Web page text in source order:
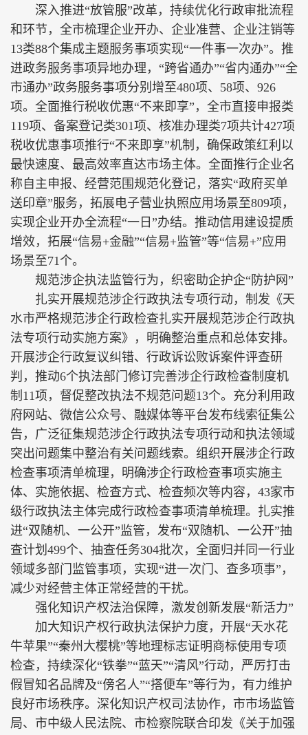
深入推进“放管服”改革，持续优化行政审批流程
和环节，全市梳理企业开办、企业准营、企业注销等
13类88个集成主题服务事项实现“一件事一次办”。推
进政务服务事项异地办理，“跨省通办”“省内通办”“全
市通办”政务服务事项分别增至480项、58项、926
项。全面推行税收优惠“不来即享”，全市直接申报类
119项、备案登记类301项、核准办理类7项共计427项
税收优惠事项推行“不来即享”机制，确保政策红利以
最快速度、最高效率直达市场主体。全面推行企业名
称自主申报、经营范围规范化登记，落实“政府买单
送印章”服务，拓展电子营业执照应用场景至809项，
实现企业开办全流程“一日”办结。推动信用建设提质
增效，拓展“信易+金融”“信易+监管”等“信易+”应用
场景至71个。
规范涉企执法监管行为，织密助企护企“防护网”
扎实开展规范涉企行政执法专项行动，制发《天
水市严格规范涉企行政检查扎实开展规范涉企行政执
法专项行动实施方案》，明确整治重点和总体安排。
开展涉企行政复议纠错、行政诉讼败诉案件评查研
判，推动6个执法部门修订完善涉企行政检查制度机
制11项，督促整改执法不规范问题13个。充分利用政
府网站、微信公众号、融媒体等平台发布线索征集公
告，广泛征集规范涉企行政执法专项行动和执法领域
突出问题集中整治有关问题线索。组织开展涉企行政
检查事项清单梳理，明确涉企行政检查事项实施主
体、实施依据、检查方式、检查频次等内容，43家市
级行政执法主体完成行政检查事项清单梳理。扎实推
进“双随机、一公开”监管，发布“双随机、一公开”抽
查计划499个、抽查任务304批次，全面归并同一行业
领域多部门监管事项，实现“进一次门、查多项事”，
减少对经营主体正常经营的干扰。
强化知识产权法治保障，激发创新发展“新活力”
加大知识产权行政执法保护力度，开展“天水花
牛苹果”“秦州大樱桃”等地理标志证明商标使用专项
检查，持续深化“铁拳”“蓝天”“清风”行动，严厉打击
假冒知名品牌及“傍名人”“搭便车”等行为，有力维护
良好市场秩序。深化知识产权司法协作，市市场监管
局、市中级人民法院、市检察院联合印发《关于加强